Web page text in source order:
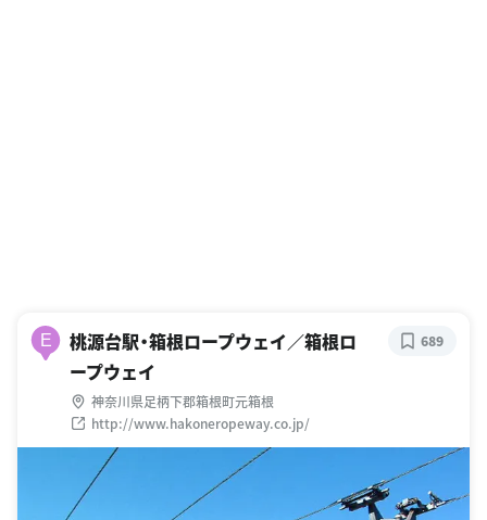
E
桃源台駅・箱根ロープウェイ／箱根ロ
ープウェイ
神奈川県足柄下郡箱根町元箱根
http://www.hakoneropeway.co.jp/
689